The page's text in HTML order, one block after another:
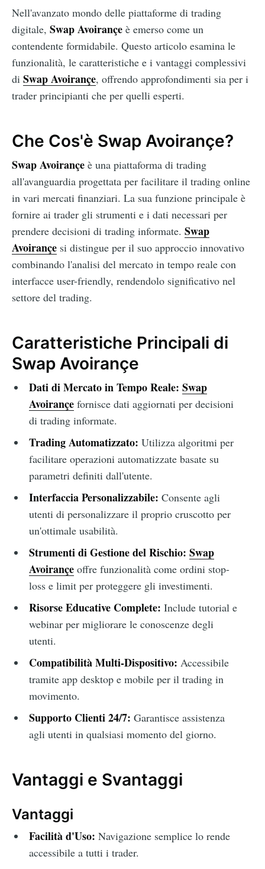
Nell'avanzato mondo delle piattaforme di trading
digitale, Swap Avoirançe è emerso come un
contendente formidabile. Questo articolo esamina le
funzionalità, le caratteristiche e i vantaggi complessivi
di Swap Avoirançe, offrendo approfondimenti sia per i
trader principianti che per quelli esperti.
Che Cos'è Swap Avoirançe?
Swap Avoirançe è una piattaforma di trading
all'avanguardia progettata per facilitare il trading online
in vari mercati finanziari. La sua funzione principale è
fornire ai trader gli strumenti e i dati necessari per
prendere decisioni di trading informate. Swap
Avoirançe si distingue per il suo approccio innovativo
combinando l'analisi del mercato in tempo reale con
interfacce user-friendly, rendendolo significativo nel
settore del trading.
Caratteristiche Principali di
Swap Avoirançe
Dati di Mercato in Tempo Reale: Swap
Avoirançefornisce dati aggiornati per decisioni
di trading informate.
Trading Automatizzato: Utilizza algoritmi per
facilitare operazioni automatizzate basate su
parametri definiti dall'utente.
Interfaccia Personalizzabile: Consente agli
utenti di personalizzare il proprio cruscotto per
un'ottimale usabilità.
Strumenti di Gestione del Rischio: Swap
Avoirançeoffre funzionalità come ordini stop-
loss e limit per proteggere gli investimenti.
Risorse Educative Complete: Include tutorial e
webinar per migliorare le conoscenze degli
utenti.
Compatibilità Multi-Dispositivo: Accessibile
tramite app desktop e mobile per il trading in
movimento.
Supporto Clienti 24/7: Garantisce assistenza
agli utenti in qualsiasi momento del giorno.
Vantaggi e Svantaggi
Vantaggi
Facilità d'Uso: Navigazione semplice lo rende
accessibile a tutti i trader.